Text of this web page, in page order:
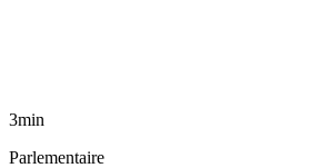
3min
Parlementaire